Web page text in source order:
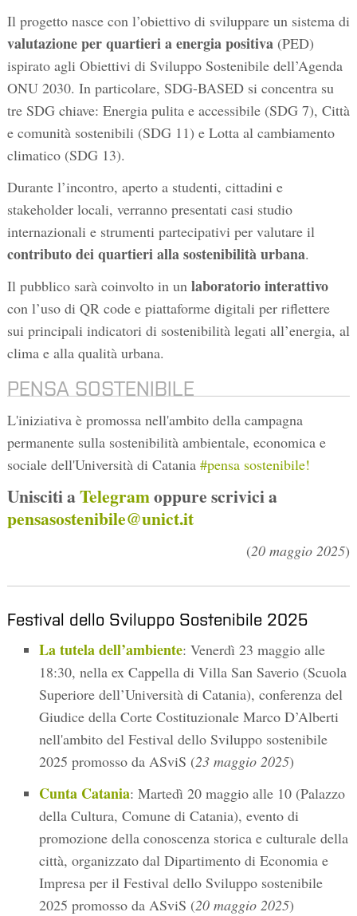
Il progetto nasce con l’obiettivo di sviluppare un sistema di
valutazione per quartieri a energia positiva(PED)
ispirato agli Obiettivi di Sviluppo Sostenibile dell’Agenda
ONU 2030. In particolare, SDG-BASED si concentra su
tre SDG chiave: Energia pulita e accessibile (SDG 7), Città
e comunità sostenibili (SDG 11) e Lotta al cambiamento
climatico (SDG 13).
Durante l’incontro, aperto a studenti, cittadini e
stakeholder locali, verranno presentati casi studio
internazionali e strumenti partecipativi per valutare il
contributo dei quartieri alla sostenibilità urbana.
Il pubblico sarà coinvolto in un laboratorio interattivo
con l’uso di QR code e piattaforme digitali per riflettere
sui principali indicatori di sostenibilità legati all’energia, al
clima e alla qualità urbana.
PENSA SOSTENIBILE
L'iniziativa è promossa nell'ambito della campagna
permanente sulla sostenibilità ambientale, economica e
sociale dell'Università di Catania #pensa sostenibile!
Unisciti aTelegramoppure scrivici a
pensasostenibile@unict.it
(20 maggio 2025)
Festival dello Sviluppo Sostenibile 2025
La tutela dell’ambiente: Venerdì 23 maggio alle
18:30, nella ex Cappella di Villa San Saverio (Scuola
Superiore dell’Università di Catania), conferenza del
Giudice della Corte Costituzionale Marco D’Alberti
nell'ambito del Festival dello Sviluppo sostenibile
2025 promosso da ASviS (23 maggio 2025)
Cunta Catania: Martedì 20 maggio alle 10 (Palazzo
della Cultura, Comune di Catania), evento di
promozione della conoscenza storica e culturale della
città, organizzato dal Dipartimento di Economia e
Impresa per il Festival dello Sviluppo sostenibile
2025 promosso da ASviS (20 maggio 2025)